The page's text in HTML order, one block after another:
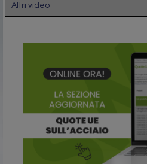
Altri video